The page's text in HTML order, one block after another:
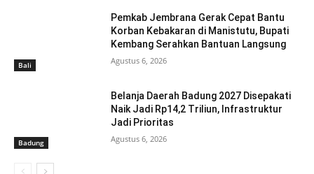
Bali
Pemkab Jembrana Gerak Cepat Bantu
Korban Kebakaran di Manistutu, Bupati
Kembang Serahkan Bantuan Langsung
Agustus 6, 2026
Badung
Belanja Daerah Badung 2027 Disepakati
Naik Jadi Rp14,2 Triliun, Infrastruktur
Jadi Prioritas
Agustus 6, 2026